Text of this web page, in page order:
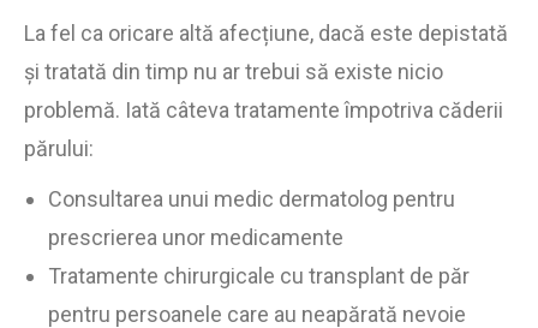
La fel ca oricare altă afecțiune, dacă este depistată
și tratată din timp nu ar trebui să existe nicio
problemă. Iată câteva tratamente împotriva căderii
părului:
Consultarea unui medic dermatolog pentru
prescrierea unor medicamente
Tratamente chirurgicale cu transplant de păr
pentru persoanele care au neapărată nevoie